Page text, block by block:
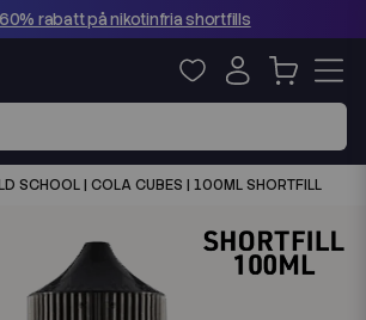
60% rabatt på nikotinfria shortfills
SCHOOL | COLA CUBES | 100ML SHORTFILL